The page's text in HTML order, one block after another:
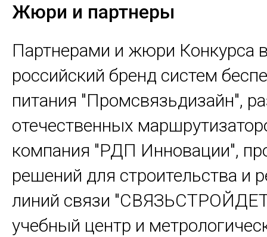
Жюри и партнеры
Партнерами и жюри Конкурса
российский бренд систем
питания "Промсвязьдизайн",
отечественных
компания "РДП Инновации",
решений для строительства и
линий связи
учебный центр и